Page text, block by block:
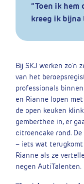
“Toen ik hem
kreeg ik bijna
Bij SKJ werken zo’n
van het
professionals
en Rianne lopen
de open keuken
gemberthee in, er
citroencake rond.
– iets wat
Rianne als ze
negen AutiTalenten.